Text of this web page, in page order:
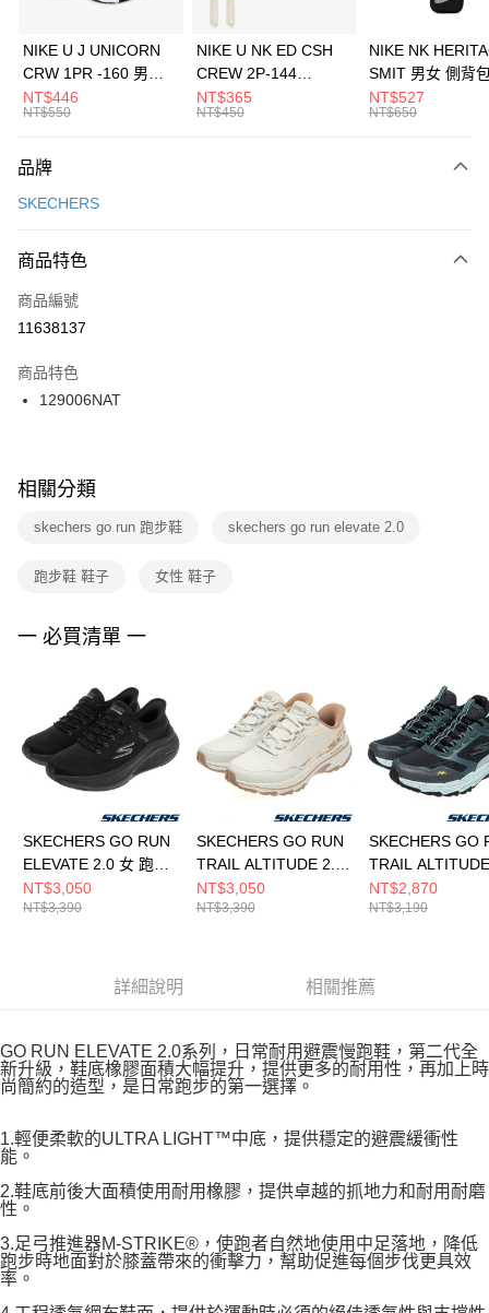
元大商業銀行
台灣樂天信用卡公司
全盈+PAY
AFTEE先享後付
【關於「AFTEE先享後付」】
便利好安心！
３．安心：先確認商品／服務後，再付款。
【「AFTEE先享後付」結帳流程】
１．於結帳方式選擇「AFTEE先享後付」後，將跳轉至「AFTEE先享後付」
２．訂單成立數日內，您將收到繳費通知簡訊。
３．收到繳費通知簡訊後14天內，點擊此簡訊中的連結，可透過四大超商／
ATM／網路銀行／等多元方式進行付款，方視為交易完成。
※ 交易是否成功請以「AFTEE先享後付 」之結帳頁面顯示為準，若有關於
是否繳費成功／繳費後需取消欲退款等相關疑問，請聯繫「AFTEE先享後付
客戶支援中心」https://netprotections.freshdesk.com/support/home
１．透過由恩沛科技股份有限公司提供之「AFTEE先享後付」服務完成之交
２．關於個人資料處理事宜，請瀏覽以下網址：
「AFTEE先享後付」，若未經同意申辦者引起之損失，本公司不負相關責
４．使用「AFTEE先享後付」時，將依據個別帳號之用戶狀況，依本公司即
時審查核予不同之上限額度；若仍有額度不足之情形，本公司將視審查結果
請求用戶進行身份認證。
５．嚴禁一人註冊多個帳號或使用他人資訊註冊。若發現惡意使用之情形，
恩沛科技股份有限公司將有權停止該用戶之使用額度並採取法律行動。
運送方式
每筆NT$100，滿NT$1,500(含以上)免運費
宅配
每筆NT$100，滿NT$1,500(含以上)免運費
付款後門市自取
每筆NT$100，滿NT$1,500(含以上)免運費
NIKE U J UNICORN
CRW 1PR -160 男女
中統襪 FZ3393100
NT$446
NT$550
NIKE U NK ED CSH
CREW 2P-144
EMBRDY 男女 短統襪
FZ3073133
NT$365
NT$450
NIKE NK
SMIT 男女 側背
BA5871010
NT$527
NT$650
品牌
SKECHERS
商品特色
商品編號
11638137
商品特色
129006NAT
相關分類
skechers go run 跑步鞋 skechers go run elevate 2.0
跑步鞋 鞋子 女性 鞋子
一 必買清單 一
SKECHERS GO RUN
ELEVATE 2.0 女 跑步
鞋 129006BBK
NT$3,050
NT$3,390
SKECHERS GO RUN
TRAIL ALTITUDE 2.0
女 跑步鞋
129532WNT
NT$3,050
NT$3,390
SKECHERS GO
TRAIL
女 跑步鞋
129525WNVAQ
NT$2,870
NT$3,190
詳細說明 相關推薦
GO RUN ELEVATE 2.0系列，日常耐用避震慢跑鞋，第二代全
新升級，鞋底橡膠面積大幅提升，提供更多的耐用性，再加上時
尚簡約的造型，是日常跑步的第一選擇。
1.輕便柔軟的ULTRA LIGHT™中底，提供穩定的避震緩衝性
能。
2.鞋底前後大面積使用耐用橡膠，提供卓越的抓地力和耐用耐磨
性。
3.足弓推進器M-STRIKE®，使跑者自然地使用中足落地，降低
跑步時地面對於膝蓋帶來的衝擊力，幫助促進每個步伐更具效
率。